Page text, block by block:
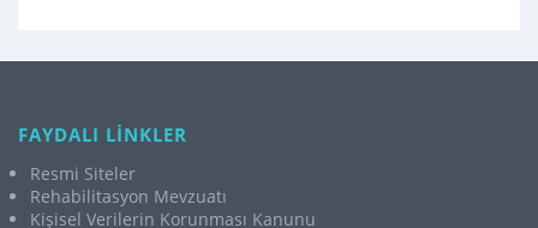
FAYDALI LİNKLER
Resmi Siteler
Rehabilitasyon Mevzuatı
Kişisel Verilerin Korunması Kanunu